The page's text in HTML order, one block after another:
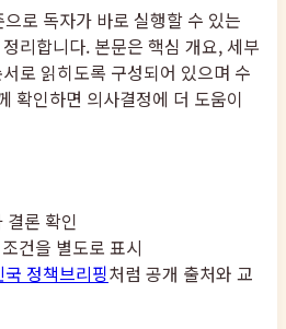
로 독자가 바로 실행할 수 있는
리합니다. 본문은 핵심 개요, 세부
로 읽히도록 구성되어 있으며 수
확인하면 의사결정에 더 도움이
결론 확인
건을 별도로 표시
국 정책브리핑처럼 공개 출처와 교